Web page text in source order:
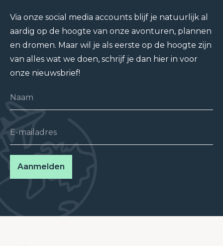
Via onze social media accounts blijf je natuurlijk al
aardig op de hoogte van onze avonturen, plannen
en dromen. Maar wil je als eerste op de hoogte zijn
van alles wat we doen, schrijf je dan hier in voor
onze nieuwsbrief!